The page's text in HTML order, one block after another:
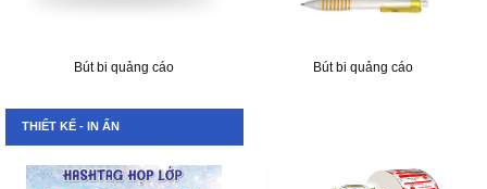
Bút bi quảng cáo Bút bi quảng cáo
THIẾT KẾ - IN ẤN